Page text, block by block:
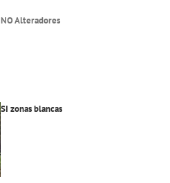
NO Alteradores
SI zonas blancas